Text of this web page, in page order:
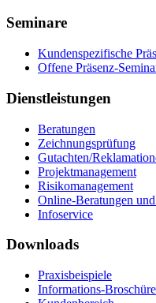
Seminare
Kundenspezifische
Offene Präsenz-
Dienstleistungen
Beratungen
Zeichnungsprüfung
Gutachten/
Projektmanagement
Risikomanagement
Online-Beratungen
Infoservice
Downloads
Praxisbeispiele
Informations-